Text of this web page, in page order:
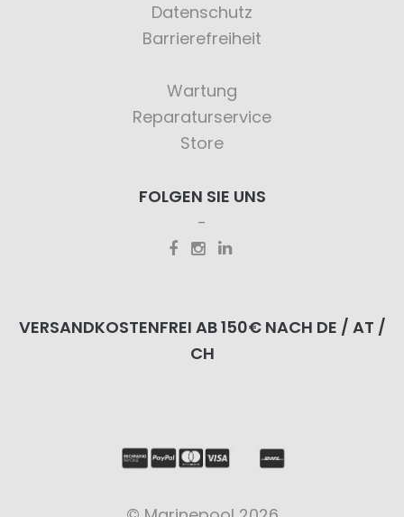
Datenschutz
Barrierefreiheit
Wartung
Reparaturservice
Store
FOLGEN SIE UNS
VERSANDKOSTENFREI AB 150€ NACH DE / AT /
CH